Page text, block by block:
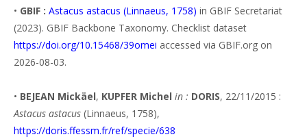
• GBIF : Astacus astacus (Linnaeus, 1758) in GBIF Secretariat
(2023). GBIF Backbone Taxonomy. Checklist dataset
https://doi.org/10.15468/39omei accessed via GBIF.org on
2026-08-03.
• BEJEAN Mickäel, KUPFER Michel in : DORIS, 22/11/2015 :
Astacus astacus (Linnaeus, 1758),
https://doris.ffessm.fr/ref/specie/638